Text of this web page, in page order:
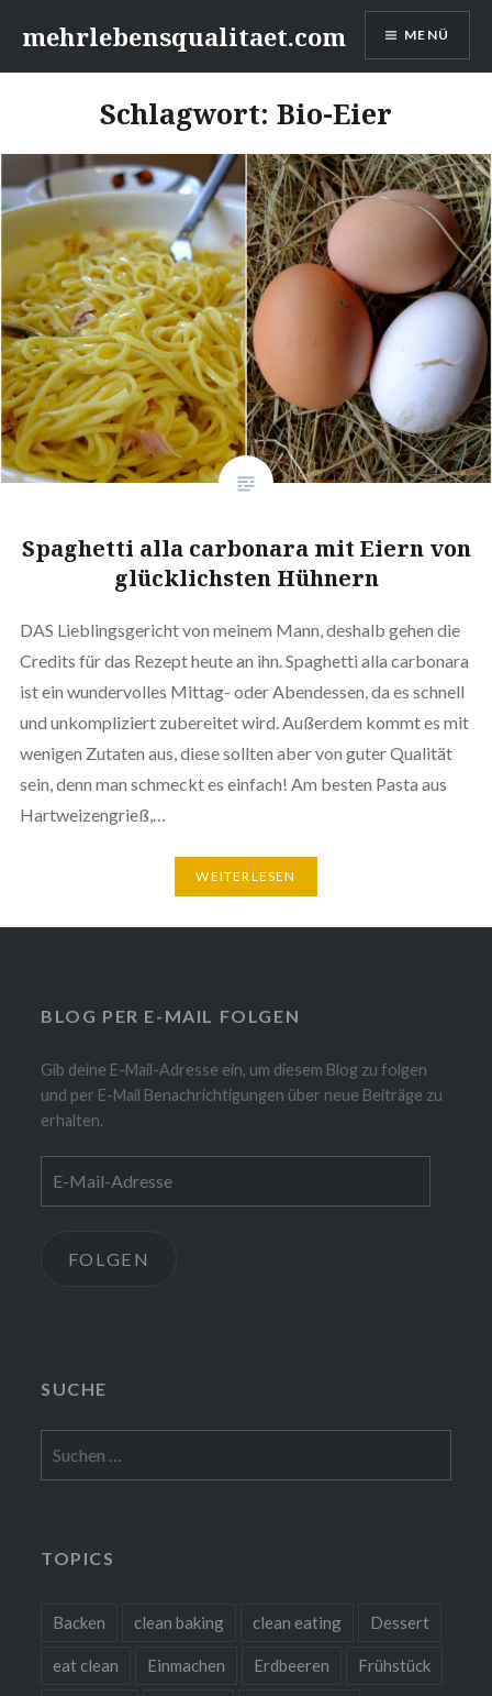
Inhalt
springen
mehrlebensqualitaet.com MENÜ
Schlagwort: Bio-Eier
Spaghetti alla carbonara mit Eiern von
glücklichsten Hühnern
DAS Lieblingsgericht von meinem Mann, deshalb gehen die
Credits für das Rezept heute an ihn. Spaghetti alla carbonara
ist ein wundervolles Mittag- oder Abendessen, da es schnell
und unkompliziert zubereitet wird. Außerdem kommt es mit
wenigen Zutaten aus, diese sollten aber von guter Qualität
sein, denn man schmeckt es einfach! Am besten Pasta aus
Hartweizengrieß,…
WEITERLESEN
BLOG PER E-MAIL FOLGEN
Gib deine E-Mail-Adresse ein, um diesem Blog zu folgen
und per E-Mail Benachrichtigungen über neue Beiträge zu
erhalten.
Mail-
FOLGEN
SUCHE
nach:
TOPICS
Backen clean baking clean eating Dessert
eat clean Einmachen Erdbeeren Frühstück